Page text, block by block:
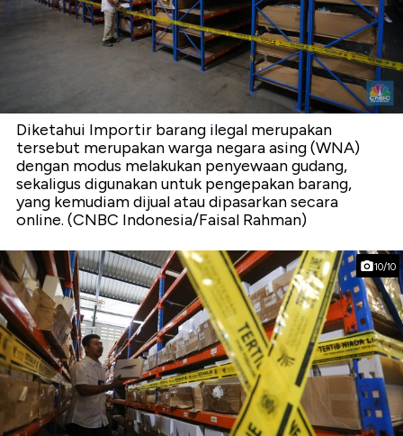
Diketahui Importir barang ilegal merupakan
tersebut merupakan warga negara asing (WNA)
dengan modus melakukan penyewaan gudang,
sekaligus digunakan untuk pengepakan barang,
yang kemudiam dijual atau dipasarkan secara
online. (CNBC Indonesia/Faisal Rahman)
10/10